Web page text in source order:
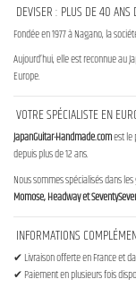
DEVISER : PLUS DE 40 ANS
Fondée en 1977 à Nagano, la
Aujourd’hui, elle est reconnue au
Europe.
VOTRE SPÉCIALISTE EN
JapanGuitar-Handmade.comest le
depuis plus de 12 ans.
Nous sommes spécialisés dans
Momose, Headway et
INFORMATIONS
✔ Livraison offerte en France et
✔ Paiement en plusieurs fois